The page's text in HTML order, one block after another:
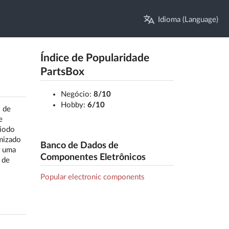
Idioma (Language)
de
Índice de Popularidade
PartsBox
Negócio: 8/10
Hobby: 6/10
Banco de Dados de
Componentes Eletrônicos
Popular electronic components